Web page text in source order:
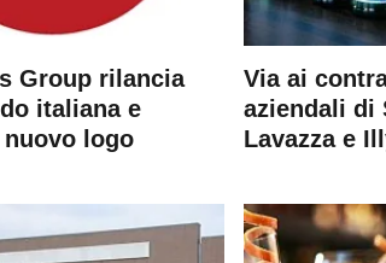
Group rilancia
italiana e
logo
Via ai
aziendali di
Lavazza e